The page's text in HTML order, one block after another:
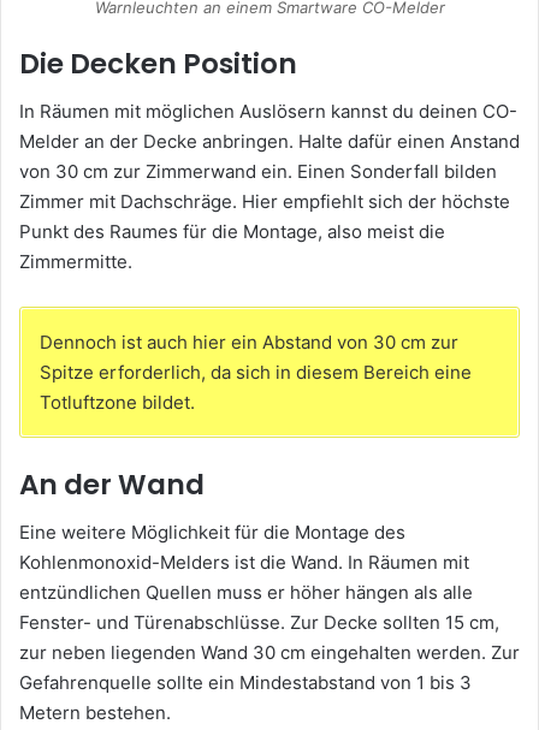
Warnleuchten an einem Smartware CO-Melder
Die Decken Position
In Räumen mit möglichen Auslösern kannst du deinen CO-
Melder an der Decke anbringen. Halte dafür einen Anstand
von 30 cm zur Zimmerwand ein. Einen Sonderfall bilden
Zimmer mit Dachschräge. Hier empfiehlt sich der höchste
Punkt des Raumes für die Montage, also meist die
Zimmermitte.
Dennoch ist auch hier ein Abstand von 30 cm zur
Spitze erforderlich, da sich in diesem Bereich eine
Totluftzone bildet.
An der Wand
Eine weitere Möglichkeit für die Montage des
Kohlenmonoxid-Melders ist die Wand. In Räumen mit
entzündlichen Quellen muss er höher hängen als alle
Fenster- und Türenabschlüsse. Zur Decke sollten 15 cm,
zur neben liegenden Wand 30 cm eingehalten werden. Zur
Gefahrenquelle sollte ein Mindestabstand von 1 bis 3
Metern bestehen.